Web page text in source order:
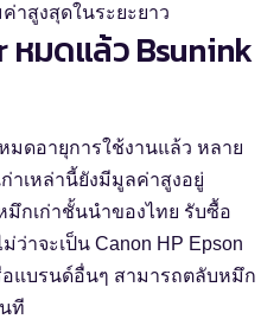
าสูงสุดในระยะยาว
มดแล้ว Bsunink
มดอายุการใช้งานแล้ว หลาย
าเหล่านี้ยังมีมูลค่าสูงอยู่
มึกเก่าชั้นนำของไทย รับซื้อ
าจะเป็น Canon HP Epson
อแบรนด์อื่นๆ สามารถตลับหมึก
ที